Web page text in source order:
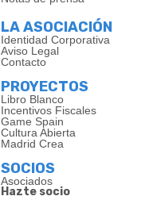
LA ASOCIACIÓN
Identidad Corporativa
Aviso Legal
Contacto
PROYECTOS
Libro Blanco
Incentivos Fiscales
Game Spain
Cultura Abierta
Madrid Crea
SOCIOS
Asociados
Hazte socio